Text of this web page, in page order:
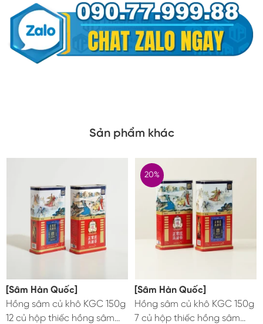
Sản phẩm khác
[Sâm Hàn Quốc]
Hồng sâm củ khô KGC 150g
12 củ hộp thiếc hồng sâm
[Sâm Hàn Quốc]
Hồng sâm củ khô KGC 150g
7 củ hộp thiếc hồng sâm
20%